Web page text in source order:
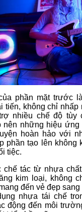
phần mặt trước
tiến, không chỉ nhấp
nhiều chế độ tùy
nên những hiệu ứng
hoàn hảo với
phần tạo lên không
tiệc.
chế tác từ nhựa
kim loại, không
đến vẻ đẹp
nhựa tái chế
động đến môi